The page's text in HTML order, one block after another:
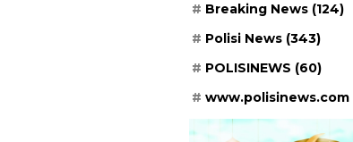
Breaking News (124)
Polisi News (343)
POLISINEWS (60)
www.polisinews.com